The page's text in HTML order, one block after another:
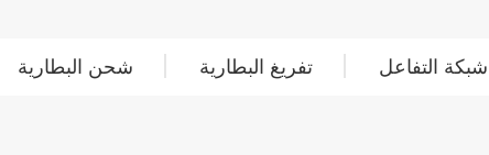
شحن البطارية تفريغ البطارية شبكة التفاعل